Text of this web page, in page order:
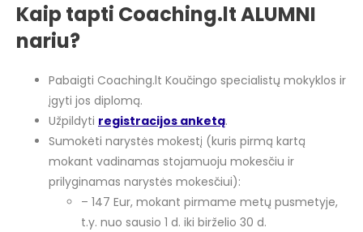
Kaip tapti Coaching.lt ALUMNI
nariu?
Pabaigti Coaching.lt Koučingo specialistų mokyklos ir
įgyti jos diplomą.
Užpildyti registracijos anketą.
Sumokėti narystės mokestį (kuris pirmą kartą
mokant vadinamas stojamuoju mokesčiu ir
prilyginamas narystės mokesčiui):
– 147 Eur, mokant pirmame metų pusmetyje,
t.y. nuo sausio 1 d. iki birželio 30 d.